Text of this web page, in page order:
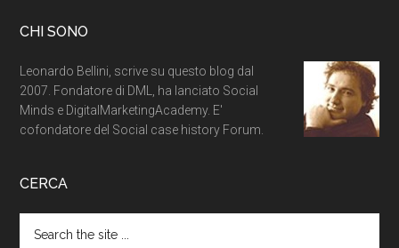
CHI SONO
Leonardo Bellini, scrive su questo blog dal
2007. Fondatore di DML, ha lanciato Social
Minds e DigitalMarketingAcademy. E'
cofondatore del Social case history Forum.
CERCA